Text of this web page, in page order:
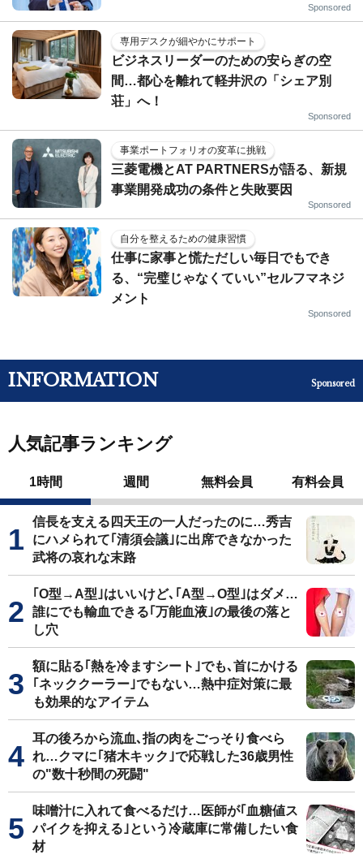
Sponsored
専用デスクが細やかにサポート
ビジネスリーダーのための安らぎの空
間…都心を離れて軽井沢の「シェア別
荘」へ！
Sponsored
事業ポートフォリオの変革に挑戦
三菱電機とAT PARTNERSが語る、新規
事業開発成功の条件と失敗要因
Sponsored
自分を整えるための健康習慣
仕事に家事と慌ただしい毎日でもでき
る、“完璧じゃなくていい”セルフマネジ
メント
Sponsored
INFORMATION Sponsored
人気記事ランキング
1時間 週間 無料会員 有料会員
信長を支える四天王の一人だったのに…秀吉
にハメられて｢清須会議｣に出席できなかった
武将の哀れな末路
｢O型→A型｣はいいけど､｢A型→O型｣はダメ…
誰にでも輸血できる｢万能血液｣の最後の落と
し穴
額に貼る｢熱を冷ますシート｣でも､首にかける
｢ネッククーラー｣でもない…熱中症対策に最
も効果的なアイテム
耳の後ろから流血､指の肉をごっそり食べら
れ…クマに｢猪木キック｣で応戦した36歳男性
の"数十秒間の死闘"
味噌汁に入れて食べるだけ…医師が｢血糖値ス
パイクを抑える｣という冷蔵庫に常備したい食
材